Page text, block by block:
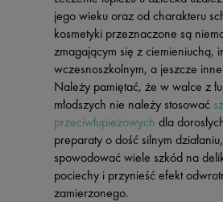
jego wieku oraz od charakteru
kosmetyki przeznaczone są
zmagającym się z ciemieniuchą,
wczesnoszkolnym, a jeszcze
Należy pamiętać, że w walce z
młodszych nie należy stosować
przeciwłupieżowych dla
preparaty o dość silnym
spowodować wiele szkód na
pociechy i przynieść efekt
zamierzonego.